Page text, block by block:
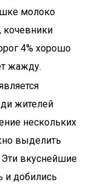
молоко
кочевники
4% хорошо
жажду.
жителей
нескольких
выделить
Эти вкуснейшие
и добились